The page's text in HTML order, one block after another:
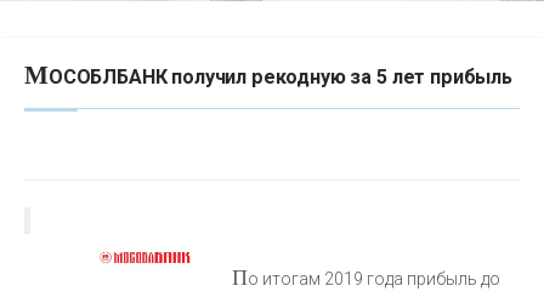
МОСОБЛБАНК получил рекодную за 5 лет прибыль
По итогам 2019 года прибыль до